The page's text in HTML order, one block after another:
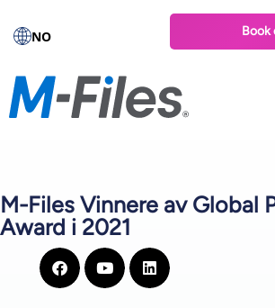
NO Book
M-Files Vinnere av Global
Award i 2021